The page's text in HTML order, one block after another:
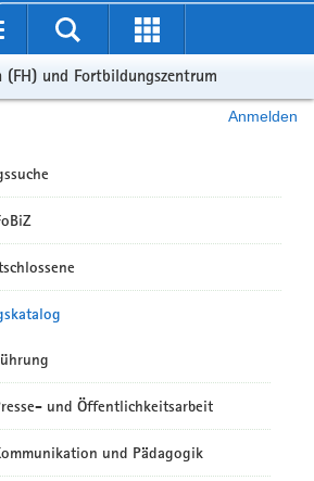
(FH) und Fortbildungszentrum
Anmelden
und Öffentlichkeitsarbeit
und Pädagogik